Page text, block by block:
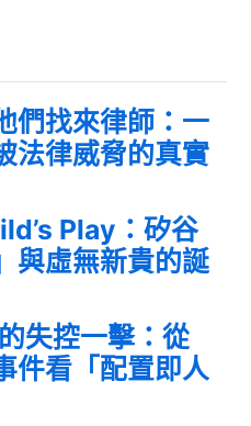
們找來律師：一
法律威脅的真實
Play：矽谷
與虛無新貴的誕
失控一擊：從
件看「配置即人